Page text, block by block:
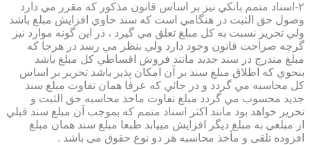
۲-اسناد متمم بانكي نيز بر اساس قانون مذكور كه مقرر مي دارد
وصول حق الثبت در هنگامي است كه سند حاوي افزايش مبلغ باشد
ولي تحرير نسبت به كل مبلغ تعلق مي گيرد ، در اين گونه موارد نيز
گرچه صراحت قانون وجود دارد ولي بنظر مي رسد در هرجا كه
مبلغ مندرج در سند جديد مانند فروش اقساطي كل مبلغ باشد
بنحوي كه اطلاق مبلغ سند بر آن امكان پذير باشد تحرير بر اساس
كل محاسبه مي گردد و در جائي كه عرفا همان تفاوت مبلغ سند
جديد محسوب مي گردد مبلغ تفاوت ماخذ محاسبه حق الثبت و
تحرير خواهد بود مانند اكثر اسناد متمم كه بموجب آن مبلغ سند قبلي
از مبلغي به مبلغ ديگر افزايش مييابد طبعا مبلغ سند همان مبلغ
افزوده تلقی و مأخذ محاسبه هر دو نوع حقوق می باشد .